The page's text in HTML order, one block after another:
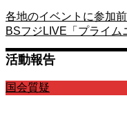
各地のイベントに参加
BSフジLIVE「プライム
活動報告
国会質疑